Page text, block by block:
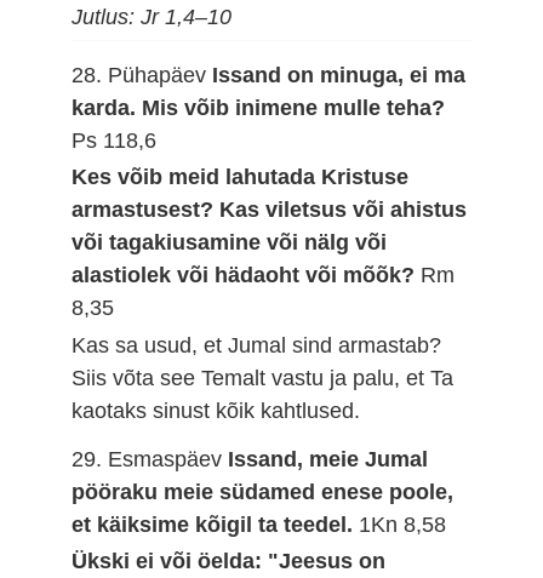
Jutlus: Jr 1,4–10
28. Pühapäev Issand on minuga, ei ma
karda. Mis võib inimene mulle teha?
Ps 118,6
Kes võib meid lahutada Kristuse
armastusest? Kas viletsus või ahistus
või tagakiusamine või nälg või
alastiolek või hädaoht või mõõk? Rm
8,35
Kas sa usud, et Jumal sind armastab?
Siis võta see Temalt vastu ja palu, et Ta
kaotaks sinust kõik kahtlused.
29. Esmaspäev Issand, meie Jumal
pööraku meie südamed enese poole,
et käiksime kõigil ta teedel. 1Kn 8,58
Ükski ei või öelda: "Jeesus on